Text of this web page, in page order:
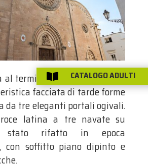
termine del 15esimo secolo.
facciata di tarde forme
da tre eleganti portali ogivali.
latina a tre navate su
stato rifatto in epoca
con soffitto piano dipinto e
 CATALOGO ADULTI